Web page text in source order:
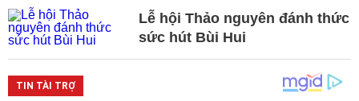
Lễ hội Thảo nguyên đánh thức
sức hút Bùi Hui